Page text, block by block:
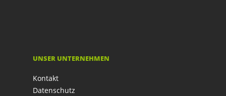
UNSER UNTERNEHMEN
Kontakt
Datenschutz